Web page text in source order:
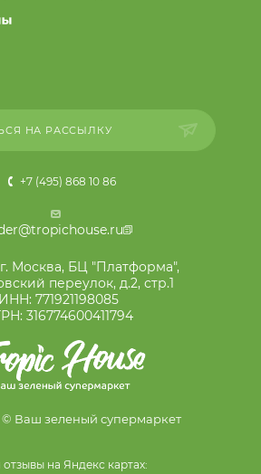
НА РАССЫЛКУ
+7 (495) 868 10 86
г. Москва, БЦ "Платформа",
переулок, д.2, стр.1
ИНН: 771921198085
316774600411794
© Ваш зеленый супермаркет
на Яндекс картах: